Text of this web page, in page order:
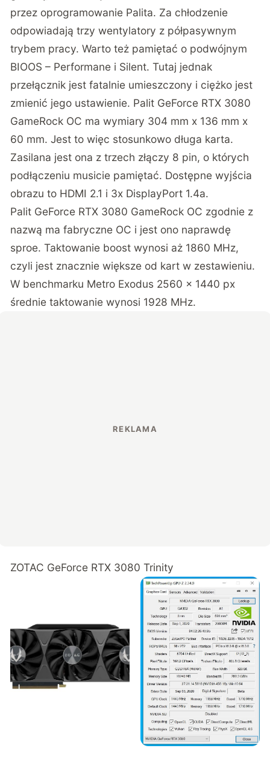
przez oprogramowanie Palita. Za chłodzenie
odpowiadają trzy wentylatory z półpasywnym
trybem pracy. Warto też pamiętać o podwójnym
BIOOS – Performane i Silent. Tutaj jednak
przełącznik jest fatalnie umieszczony i ciężko jest
zmienić jego ustawienie. Palit GeForce RTX 3080
GameRock OC ma wymiary 304 mm x 136 mm x
60 mm. Jest to więc stosunkowo długa karta.
Zasilana jest ona z trzech złączy 8 pin, o których
podłączeniu musicie pamiętać. Dostępne wyjścia
obrazu to HDMI 2.1 i 3x DisplayPort 1.4a.
Palit GeForce RTX 3080 GameRock OC zgodnie z
nazwą ma fabryczne OC i jest ono naprawdę
sproe. Taktowanie boost wynosi aż 1860 MHz,
czyli jest znacznie większe od kart w zestawieniu.
W benchmarku Metro Exodus 2560 x 1440 px
średnie taktowanie wynosi 1928 MHz.
ZOTAC GeForce RTX 3080 Trinity